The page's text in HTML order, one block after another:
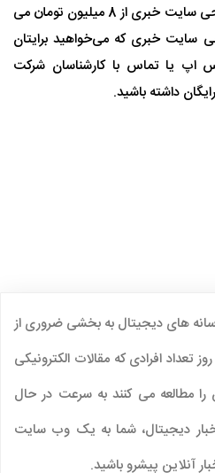
متغیر می باشد.شروع قیمت طراحی سایت خبری از 8 میلیون تومان می
سایت خبری که می‌خواهید برایتان
یا تماس با کارشناسان شرکت
داشته باشید.
های دیجیتال به بخشی ضروری از
تعداد افرادی که مقالات الکترونیکی
مطالعه می کنند به سرعت در حال
دیجیتال، شما به یک وب سایت
آنلاین پیشرو باشید.